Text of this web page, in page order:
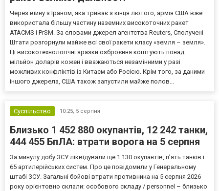
Через війну з Іраном, яка триває з кінця лютого, армія США вже
використала більшу частину наземних високоточних ракет
ATACMS і PrSM. За словами джерел агентства Reuters, Сполучені
Штати розгорнули майже всі свої ракети класу «земля – земля».
Ці високотехнологічні зразки озброєння коштують понад
мільйон доларів кожен і вважаються незамінними у разі
можливих конфліктів із Китаєм або Росією. Крім того, за даними
іншого джерела, США також запустили майже полов...
Суспільство 10:25, 5 серпня
Близько 1 452 880 окупантів, 12 242 танки,
444 455 БпЛА: втрати ворога на 5 серпня
За минулу добу ЗСУ ліквідували ще 1 130 окупантів, пʼять танків і
65 артилерійських систем. Про це повідомили у Генеральному
штабі ЗСУ. Загальні бойові втрати противника на 5 серпня 2026
року орієнтовно склали: особового складу / personnel – близько